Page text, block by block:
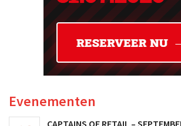
Evenementen
CAPTAINS OF RETAIL –